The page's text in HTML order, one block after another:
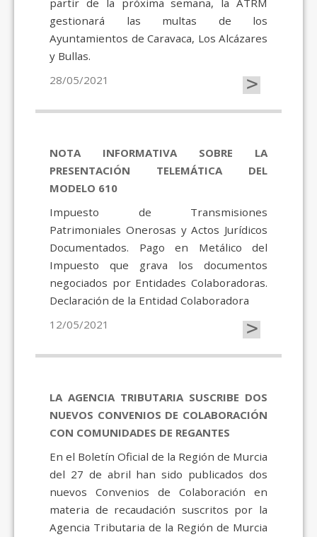
partir de la próxima semana, la ATRM
gestionará las multas de los
Ayuntamientos de Caravaca, Los Alcázares
y Bullas.
28/05/2021
>
NOTA INFORMATIVA SOBRE LA
PRESENTACIÓN TELEMÁTICA DEL
MODELO 610
Impuesto de Transmisiones
Patrimoniales Onerosas y Actos Jurídicos
Documentados. Pago en Metálico del
Impuesto que grava los documentos
negociados por Entidades Colaboradoras.
Declaración de la Entidad Colaboradora
12/05/2021
>
LA AGENCIA TRIBUTARIA SUSCRIBE DOS
NUEVOS CONVENIOS DE COLABORACIÓN
CON COMUNIDADES DE REGANTES
En el Boletín Oficial de la Región de Murcia
del 27 de abril han sido publicados dos
nuevos Convenios de Colaboración en
materia de recaudación suscritos por la
Agencia Tributaria de la Región de Murcia